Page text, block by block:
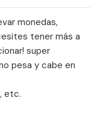
monedas,
tener más a
super
pesa y cabe en
etc.